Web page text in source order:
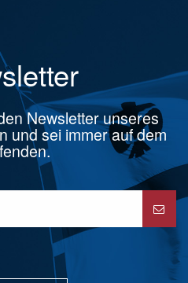
Newsletter unseres
und sei immer auf dem